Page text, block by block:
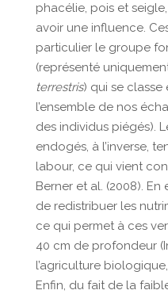
phacélie, pois et
avoir une influence.
particulier le groupe
(représenté
terrestris) qui se classe
l’ensemble de nos
des individus piégés).
endogés, à l’inverse,
labour, ce qui vient
Berner et al. (2008).
de redistribuer les
ce qui permet à ces
40 cm de profondeur
l’agriculture
Enfin, du fait de la